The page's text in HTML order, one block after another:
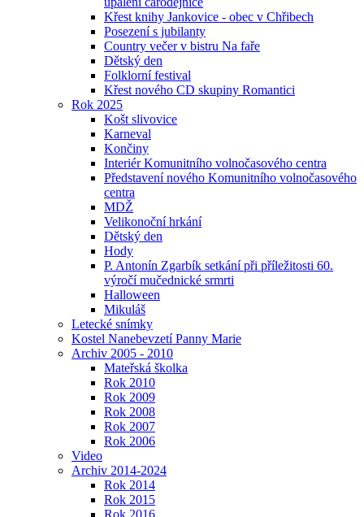
Křest knihy Jankovice - obec v Chřibech
Posezení s jubilanty
Country večer v bistru Na faře
Dětský den
Folklorní festival
Křest nového CD skupiny Romantici
Rok 2025
Košt slivovice
Karneval
Končiny
Interiér Komunitního volnočasového centra
Představení nového Komunitního volnočasového
centra
MDŽ
Velikonoční hrkání
Dětský den
Hody
P. Antonín Zgarbík setkání při příležitosti 60.
výročí mučednické srmrti
Halloween
Mikuláš
Letecké snímky
Kostel Nanebevzetí Panny Marie
Archiv 2005 - 2010
Mateřská školka
Rok 2010
Rok 2009
Rok 2008
Rok 2007
Rok 2006
Video
Archiv 2014-2024
Rok 2014
Rok 2015
Rok 2016